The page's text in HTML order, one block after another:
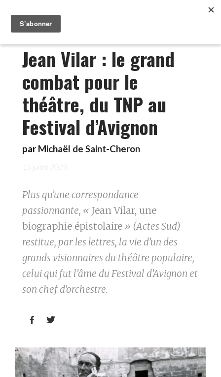
Jean Vilar : le grand
combat pour le
théâtre, du TNP au
Festival d’Avignon
par Michaël de Saint-Cheron
15 juillet 2023
Plus qu’une correspondance
passionnante, « Jean Vilar, une
biographie épistolaire » (Actes Sud)
restitue, par les lettres, la vie d’un des
grands visionnaires du théâtre populaire,
celui qui fut l’âme du Festival d’Avignon et
son chef d’orchestre.
 